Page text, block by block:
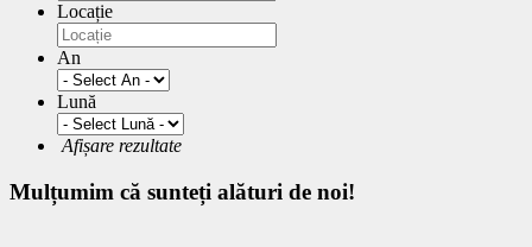
Locație
An
Lună
Afișare rezultate
Mulțumim că sunteți alături de noi!